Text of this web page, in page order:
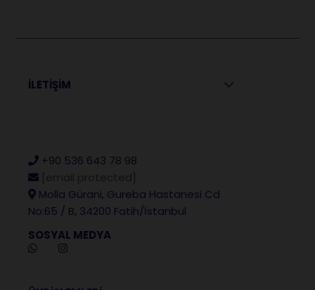
İLETİŞİM
+90 536 643 78 98
Molla Gürani, Gureba Hastanesi Cd
No:65 / B, 34200 Fatih/İstanbul
SOSYAL MEDYA